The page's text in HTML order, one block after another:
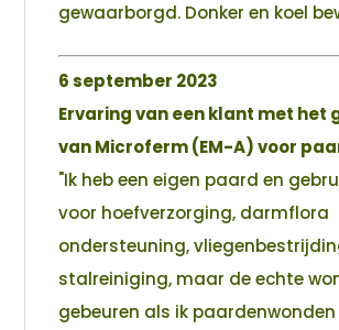
gewaarborgd. Donker en koel
6 september 2023
Ervaring van een klant met het
van Microferm (EM-A) voor
"Ik heb een eigen paard en
voor hoefverzorging, darmflora
ondersteuning,
stalreiniging, maar de echte
gebeuren als ik